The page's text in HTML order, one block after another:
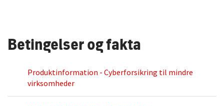
Betingelser og fakta
Produktinformation - Cyberforsikring til mindre
virksomheder